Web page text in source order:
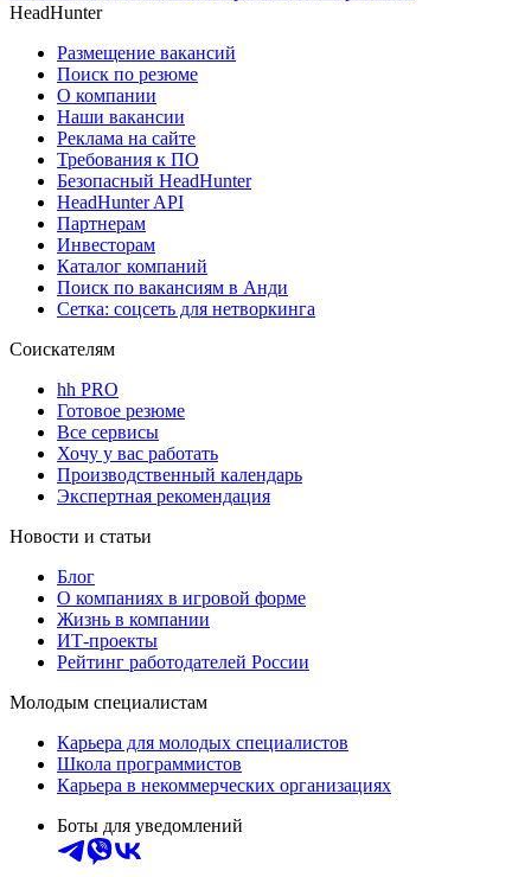
HeadHunter
Размещение вакансий
Поиск по резюме
О компании
Наши вакансии
Реклама на сайте
Требования к ПО
Безопасный HeadHunter
HeadHunter API
Партнерам
Инвесторам
Каталог компаний
Поиск по вакансиям в Анди
Сетка: соцсеть для нетворкинга
Соискателям
hh PRO
Готовое резюме
Все сервисы
Хочу у вас работать
Производственный календарь
Экспертная рекомендация
Новости и статьи
Блог
О компаниях в игровой форме
Жизнь в компании
ИТ-проекты
Рейтинг работодателей России
Молодым специалистам
Карьера для молодых специалистов
Школа программистов
Карьера в некоммерческих организациях
Боты для уведомлений